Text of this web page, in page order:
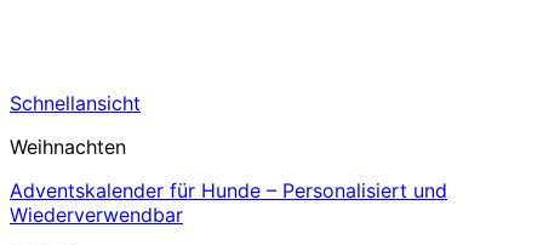
Schnellansicht
Weihnachten
Adventskalender für Hunde – Personalisiert und
Wiederverwendbar